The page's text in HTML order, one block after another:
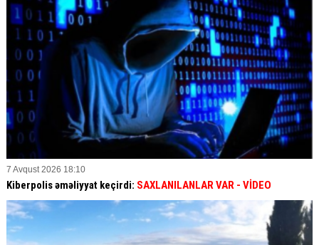
7 Avqust 2026 18:10
Kiberpolis əməliyyat keçirdi: SAXLANILANLAR VAR - VİDEO